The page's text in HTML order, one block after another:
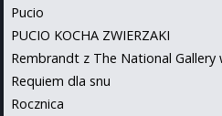
Pucio
PUCIO KOCHA ZWIERZAKI
Rembrandt z The National Gallery
Requiem dla snu
Rocznica